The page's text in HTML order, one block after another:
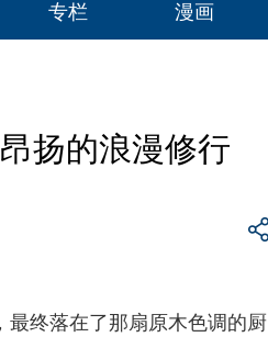
专栏 漫画
扬的浪漫修行
最终落在了那扇原木色调的厨